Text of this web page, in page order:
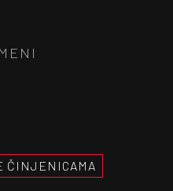
MENI
ČINJENICAMA